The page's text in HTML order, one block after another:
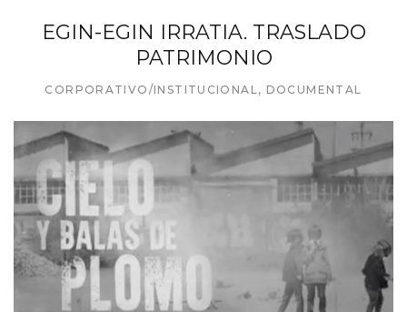
EGIN-EGIN IRRATIA. TRASLADO
PATRIMONIO
CORPORATIVO/INSTITUCIONAL, DOCUMENTAL